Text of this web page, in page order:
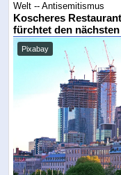
Welt -- Antisemitismus
Koscheres
fürchtet den
Pixabay